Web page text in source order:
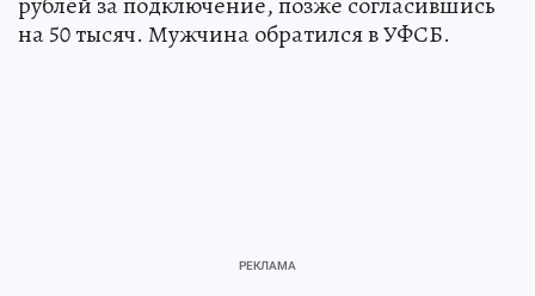
на 50 тысяч. Мужчина обратился в УФСБ.